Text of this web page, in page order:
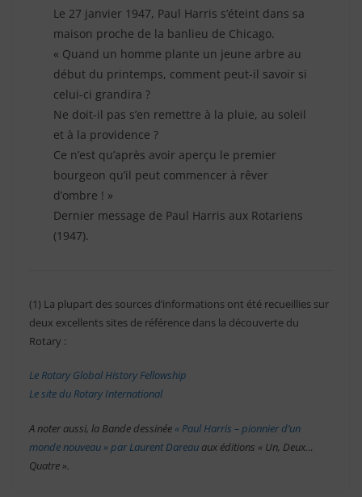
Le 27 janvier 1947, Paul Harris s’éteint dans sa
maison proche de la banlieu de Chicago.
« Quand un homme plante un jeune arbre au
début du printemps, comment peut-il savoir si
celui-ci grandira ?
Ne doit-il pas s’en remettre à la pluie, au soleil
et à la providence ?
Ce n’est qu’après avoir aperçu le premier
bourgeon qu’il peut commencer à rêver
d’ombre ! »
Dernier message de Paul Harris aux Rotariens
(1947).
(1) La plupart des sources d’informations ont été recueillies sur
deux excellents sites de référence dans la découverte du
Rotary :
Le Rotary Global History Fellowship
Le site du Rotary International
A noter aussi, la Bande dessinée « Paul Harris – pionnier d’un
monde nouveau » par Laurent Dareau aux éditions « Un, Deux…
Quatre ».